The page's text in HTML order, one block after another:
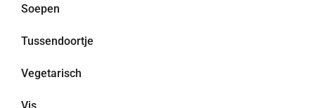
Soepen
Tussendoortje
Vegetarisch